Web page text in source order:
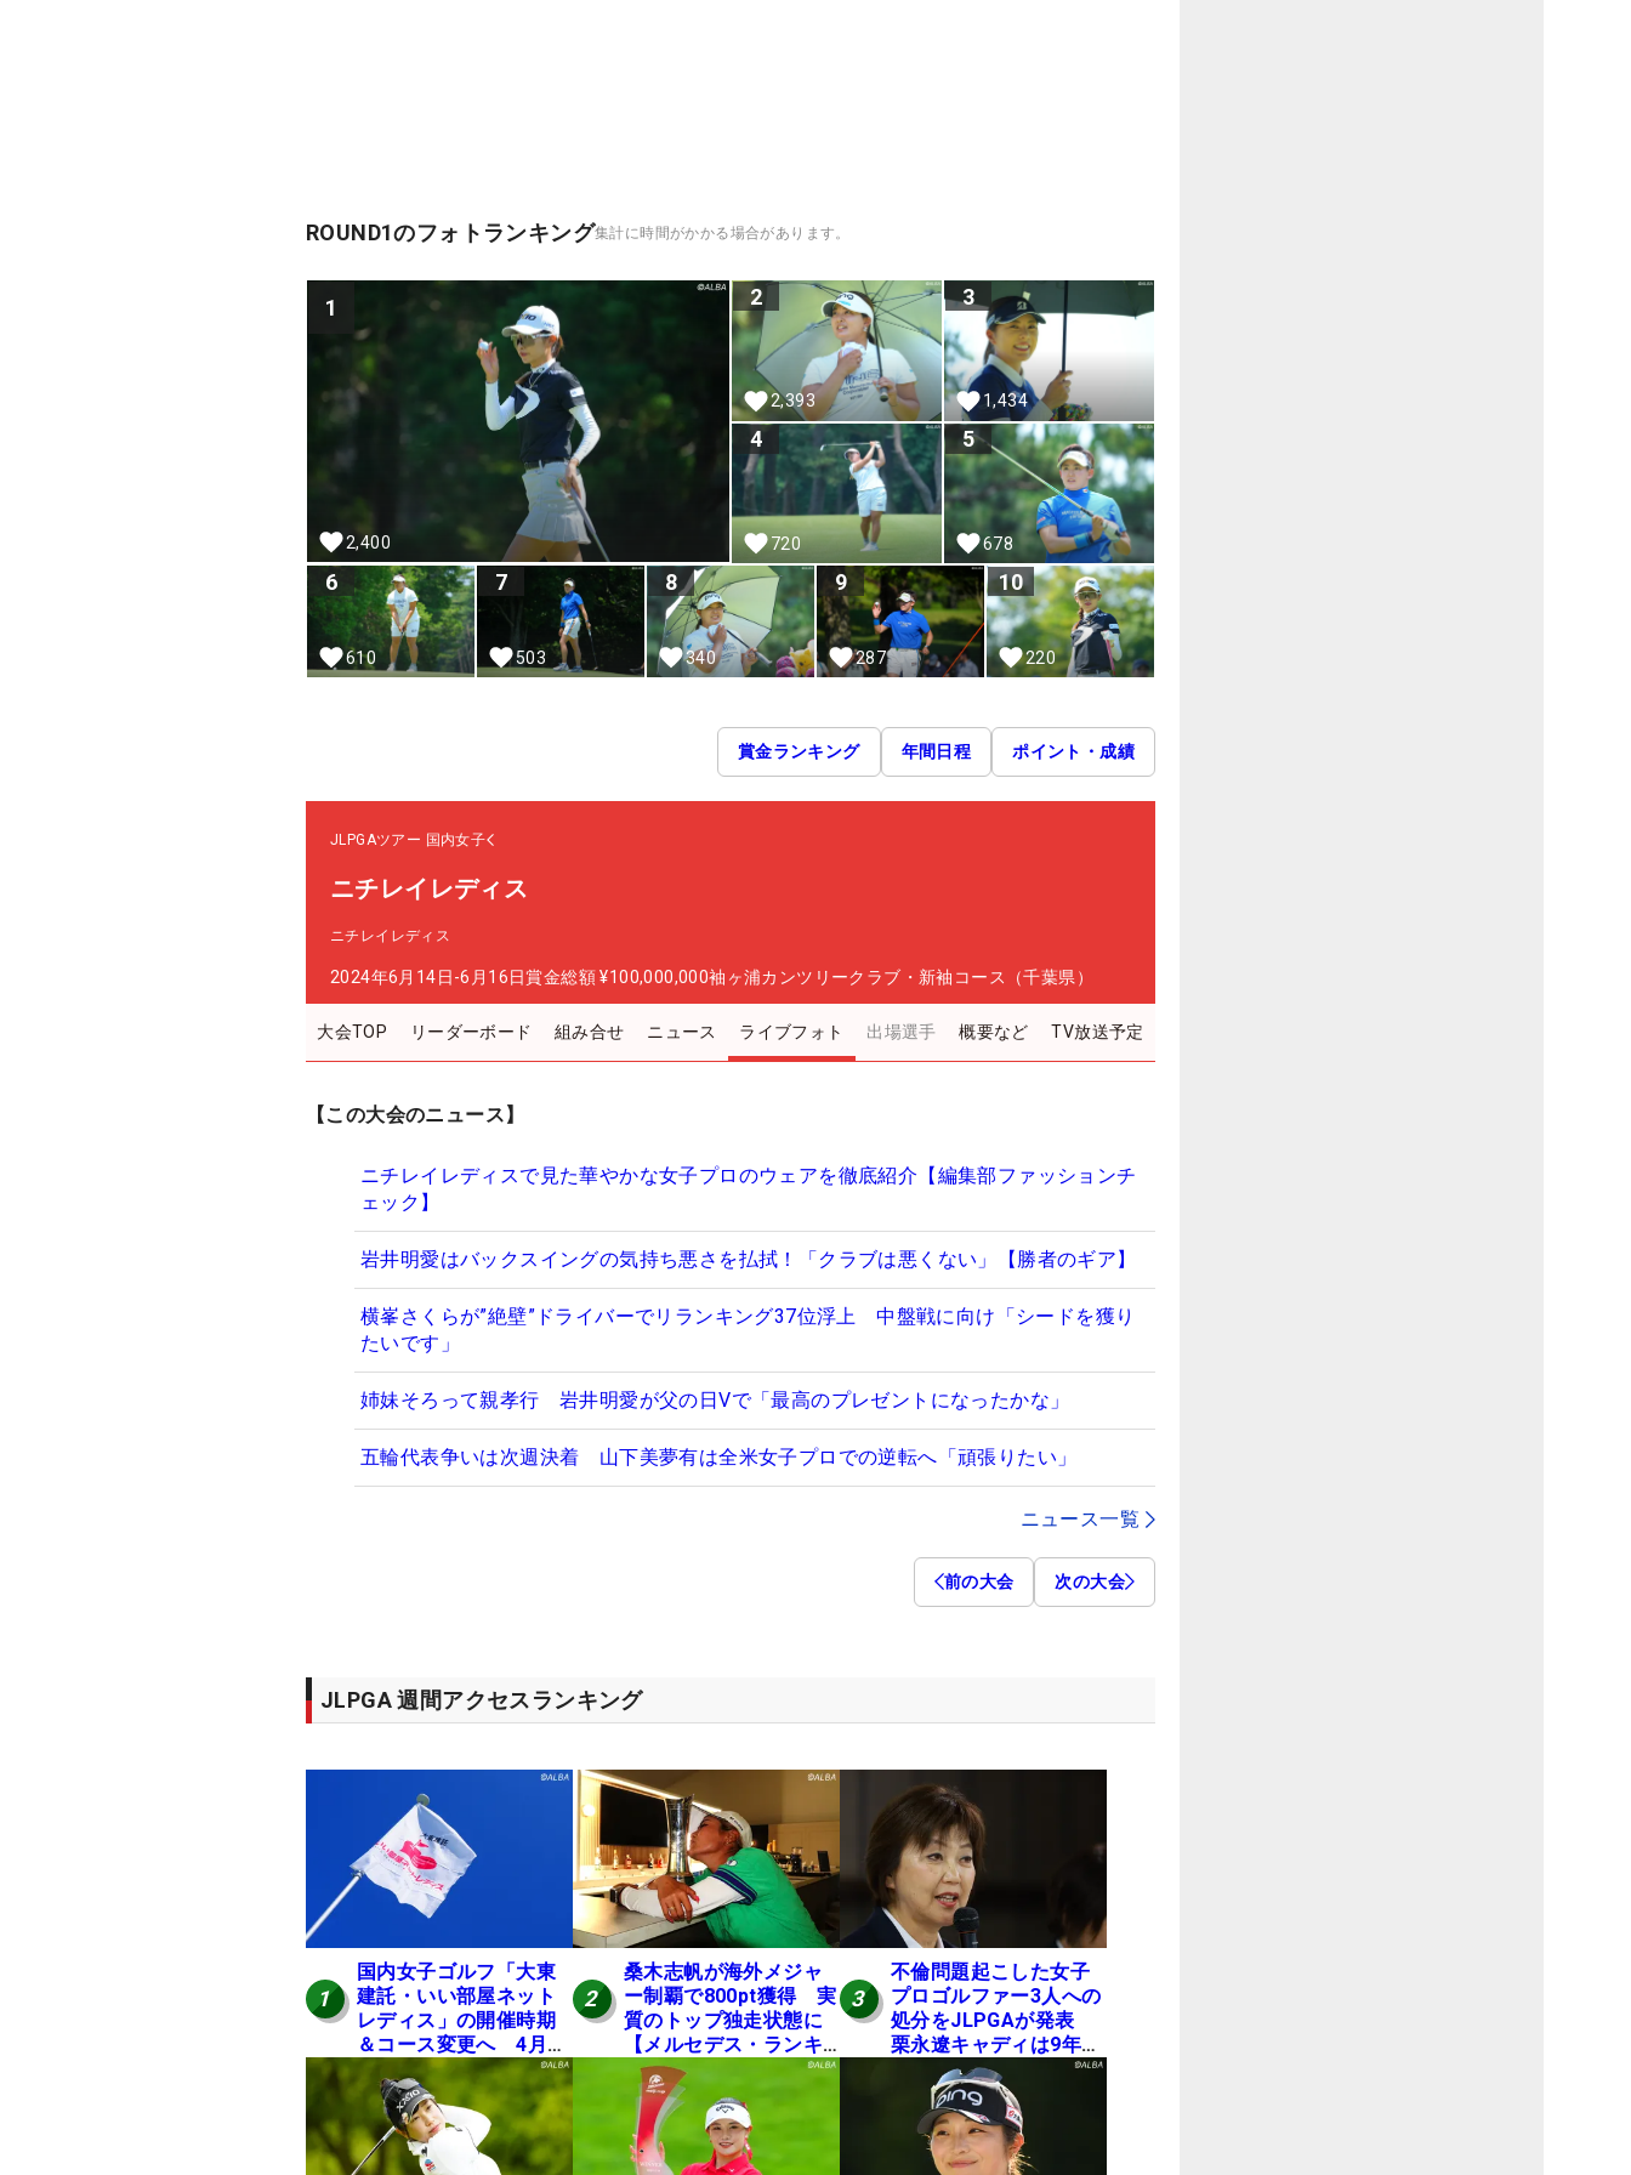
ROUND1のフォトランキング集計に時間がかかる場合があります。
1
2,400
2
2,393
3
1,434
4
720
5
678
6
610
7
503
8
340
9
287
10
220
賞金ランキング 年間日程 ポイント・成績
JLPGAツアー 国内女子
ニチレイレディス
ニチレイレディス
2024年6月14日-6月16日賞金総額 ¥100,000,000袖ヶ浦カンツリークラブ・新袖コース（千葉県）
大会TOP リーダーボード 組み合せ ニュース ライブフォト 出場選手 概要など TV放送予定
【この大会のニュース】
ニチレイレディスで見た華やかな女子プロのウェアを徹底紹介【編集部ファッションチ
ェック】
岩井明愛はバックスイングの気持ち悪さを払拭！「クラブは悪くない」【勝者のギア】
横峯さくらが”絶壁”ドライバーでリランキング37位浮上 中盤戦に向け「シードを獲り
たいです」
姉妹そろって親孝行 岩井明愛が父の日Vで「最高のプレゼントになったかな」
五輪代表争いは次週決着 山下美夢有は全米女子プロでの逆転へ「頑張りたい」
ニュース一覧
前の大会 次の大会
JLPGA 週間アクセスランキング
1
国内女子ゴルフ「大東
建託・いい部屋ネット
レディス」の開催時期
＆コース変更へ 4月に
岐阜で開催
2
桑木志帆が海外メジャ
ー制覇で800pt獲得 実
質のトップ独走状態に
【メルセデス・ランキ
ング番外編】
3
不倫問題起こした女子
プロゴルファー3人への
処分をJLPGAが発表
栗永遼キャディは9年間
の立ち入り禁止